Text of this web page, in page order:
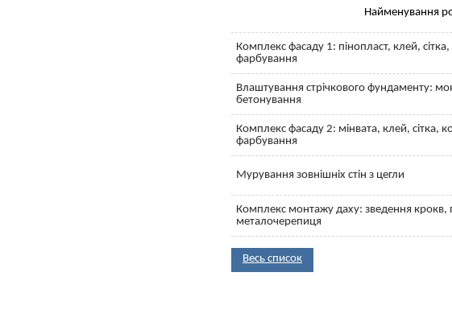
Найменування
Комплекс фасаду 1: пінопласт, клей,
фарбування
Влаштування стрічкового фундаменту:
бетонування
Комплекс фасаду 2: мінвата, клей, сітка,
фарбування
Мурування зовнішніх стін з цегли
Комплекс монтажу даху: зведення крокв,
металочерепиця
Весь список